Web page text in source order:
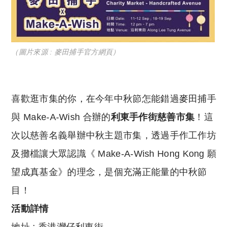
（圖片來源 : 麥田捕手官方網頁）
喜歡逛市集的你，在今年中秋節怎能錯過麥田捕手
與 Make-A-Wish 合辦的利東手作街慈善市集 ！這
次以慈善名義舉辦中秋主題市集，透過手作工作坊
及攤檔讓大眾認識《 Make-A-Wish Hong Kong 願
望成真基金》的理念 ，是個充滿正能量的中秋節
目！
活動詳情